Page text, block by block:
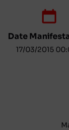
Date
17/03/2015